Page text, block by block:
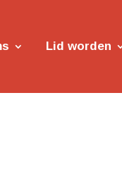
Lid worden